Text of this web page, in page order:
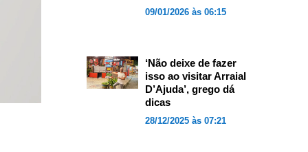
09/01/2026 às 06:15
‘Não deixe de fazer
isso ao visitar Arraial
D’Ajuda’, grego dá
dicas
28/12/2025 às 07:21